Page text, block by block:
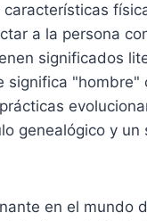
a la persona
significados
significa "hombre"
genealógico y un
en el mundo